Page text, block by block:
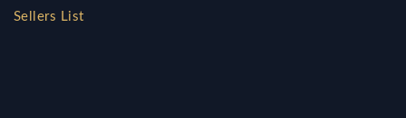
Sellers List